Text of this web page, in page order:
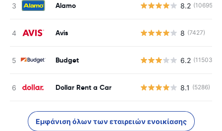
Alamo 8.2 (10695)
Avis 8 (7427)
Budget 6.2 (11503)
Dollar Rent a Car 8.1 (5286)
Εμφάνιση όλων των εταιρειών ενοικίασης